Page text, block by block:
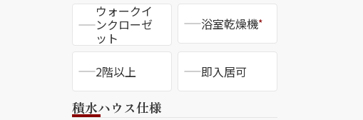
ウォークイ
ンクローゼ
ット
浴室乾燥機*
2階以上 即入居可
積水ハウス仕様